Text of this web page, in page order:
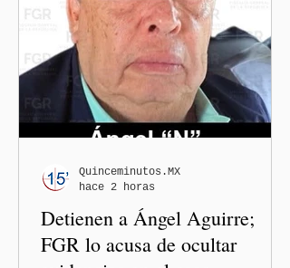
la defensa de la libertad
de expresión y la
protección de periodistas.
Detienen a Ángel Aguirre;
FGR lo acusa de ocultar
Quinceminutos.MX
hace 2 horas